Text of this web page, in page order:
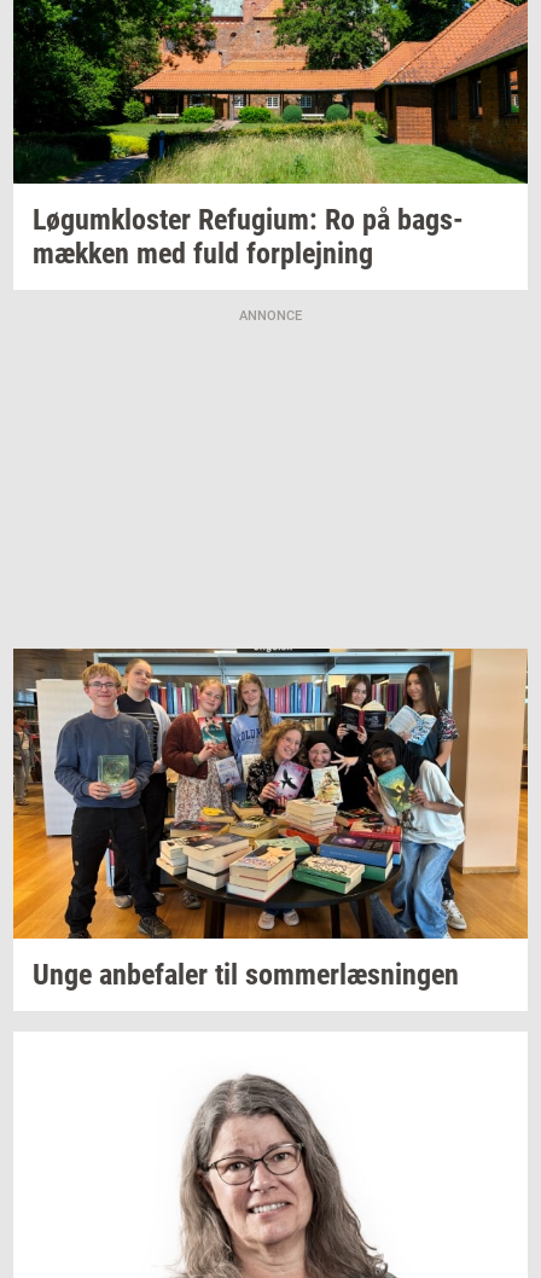
Løgum­klo­ster Re­fu­gi­um: Ro på bags­
mæk­ken med fuld for­plej­ning
ANNONCE
Unge an­be­fa­ler til som­mer­læs­nin­gen